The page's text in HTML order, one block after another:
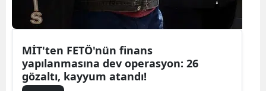
MİT'ten FETÖ'nün finans
yapılanmasına dev operasyon: 26
gözaltı, kayyum atandı!